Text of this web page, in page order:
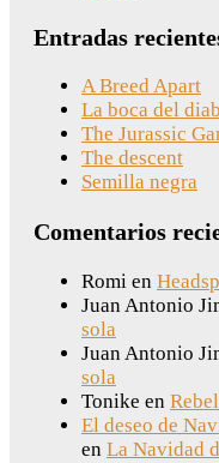
Entradas
A Breed Apart
La boca del
The Jurassic
The descent
Semilla negra
Comentarios
Romi en
Juan Antonio
sola
Juan Antonio
sola
Tonike en
El deseo de
en La Navidad